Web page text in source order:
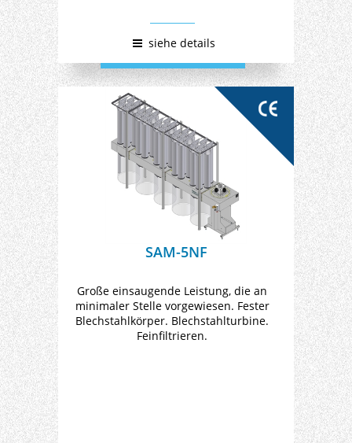
siehe details
SAM-5NF
Große einsaugende Leistung, die an
minimaler Stelle vorgewiesen. Fester
Blechstahlkörper. Blechstahlturbine.
Feinfiltrieren.